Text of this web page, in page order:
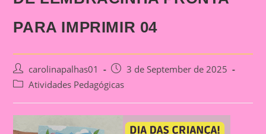
PARA IMPRIMIR 04
Post
author:
carolinapalhas01
Post
published:
3 de September de 2025
PostAtividades Pedagógicas